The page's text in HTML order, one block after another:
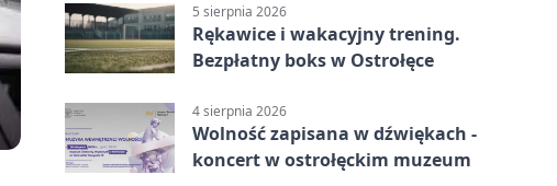
5 sierpnia 2026
Rękawice i wakacyjny trening.
Bezpłatny boks w Ostrołęce
4 sierpnia 2026
Wolność zapisana w dźwiękach -
koncert w ostrołęckim muzeum